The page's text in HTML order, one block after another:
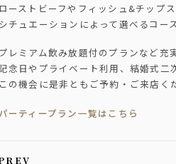
ーストビーフやフィッシュ&チップ
チュエーションによって選べるコー
レミアム飲み放題付のプランなど充
念日やプライベート利用、結婚式
の機会に是非ともご予約・ご来店く
ーティープラン一覧はこちら